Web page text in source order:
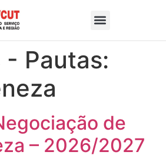
- Pautas:
de
– 2026/2027